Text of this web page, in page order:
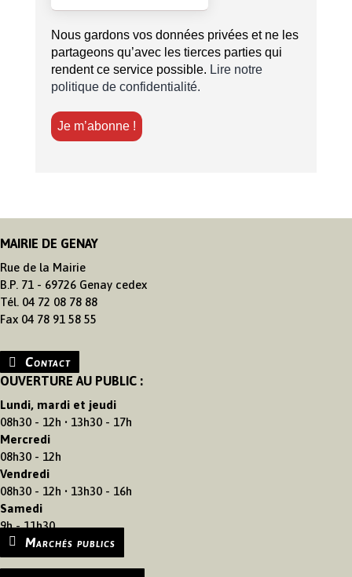
Nous gardons vos données privées et ne les
partageons qu’avec les tierces parties qui
rendent ce service possible. Lire notre
politique de confidentialité.
MAIRIE DE GENAY
Rue de la Mairie
B.P. 71 - 69726 Genay cedex
Tél. 04 72 08 78 88
Fax 04 78 91 58 55
Contact
OUVERTURE AU PUBLIC :
Lundi, mardi et jeudi
08h30 - 12h • 13h30 - 17h
Mercredi
08h30 - 12h
Vendredi
08h30 - 12h • 13h30 - 16h
Samedi
9h - 11h30
Marchés publics